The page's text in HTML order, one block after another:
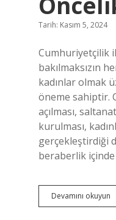
Tarih: Kasım 5, 2024
Cumhuriyetçilik
bakılmaksızın
kadınlar olmak
öneme sahiptir.
açılması,
kurulması,
gerçekleştirdiği
beraberlik içinde
Devamını okuyun